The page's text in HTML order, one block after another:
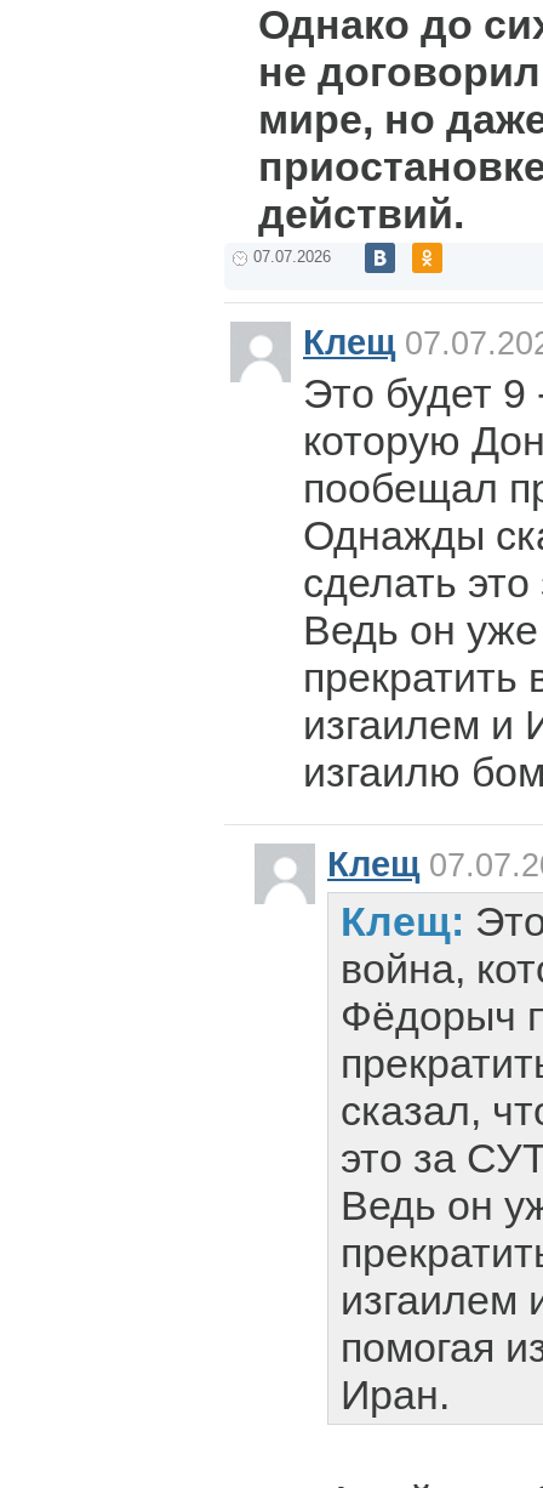
Однако до
не
мире, но
действий.
07.07.2026
Клещ
Это будет 9
которую
пообещал
Однажды
сделать
Ведь он
прекратить
изгаилем и
изгаилю
Клещ
Клещ:
война,
Фёдорыч
сказал,
это за
Ведь он
изгаилем
помогая
Иран.